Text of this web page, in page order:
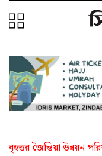
বৃহত্তর জৈন্তিয়া উন্নয়ন